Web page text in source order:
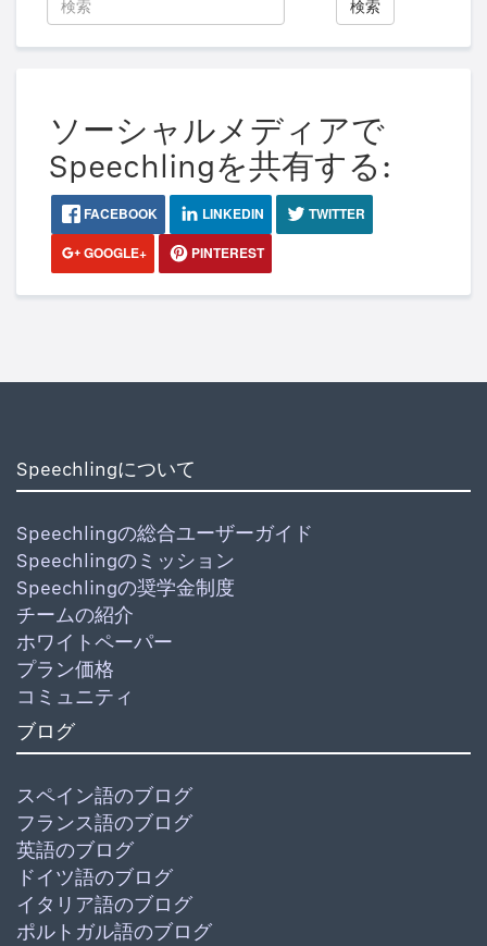
検索
ソーシャルメディアで
Speechlingを共有する:
FACEBOOK LINKEDIN
TWITTER
GOOGLE+
PINTEREST
Speechlingについて
Speechlingの総合ユーザーガイド
Speechlingのミッション
Speechlingの奨学金制度
チームの紹介
ホワイトペーパー
プラン価格
コミュニティ
ブログ
スペイン語のブログ
フランス語のブログ
英語のブログ
ドイツ語のブログ
イタリア語のブログ
ポルトガル語のブログ